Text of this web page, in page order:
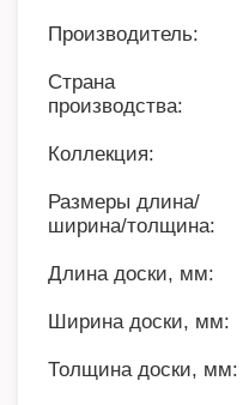
Производитель:
Страна
производства:
Коллекция:
Размеры длина/
ширина/толщина:
Длина доски, мм:
Ширина доски, мм:
Толщина доски, мм: